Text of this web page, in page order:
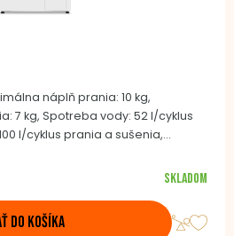
náplň prania: 10 kg,
7 kg, Spotreba vody: 52 l/cyklus
l/cyklus prania a sušenia,
sušenia, Hlučnosť pri odstreďovaní:
14 programov, Detská
ocele, 85,0 × 59,5 × 59,5 cm
Skladom
DO KOŠÍKA